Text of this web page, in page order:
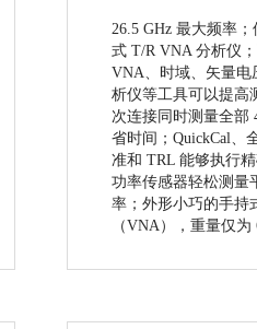
26.5 GHz 最大频率
式 T/R VNA 分析仪
VNA、时域、矢量电
析仪等工具可以提高
次连接同时测量全部
省时间；QuickCal、
准和 TRL 能够执行
功率传感器轻松测量
率；外形小巧的手持
（VNA），重量仅为